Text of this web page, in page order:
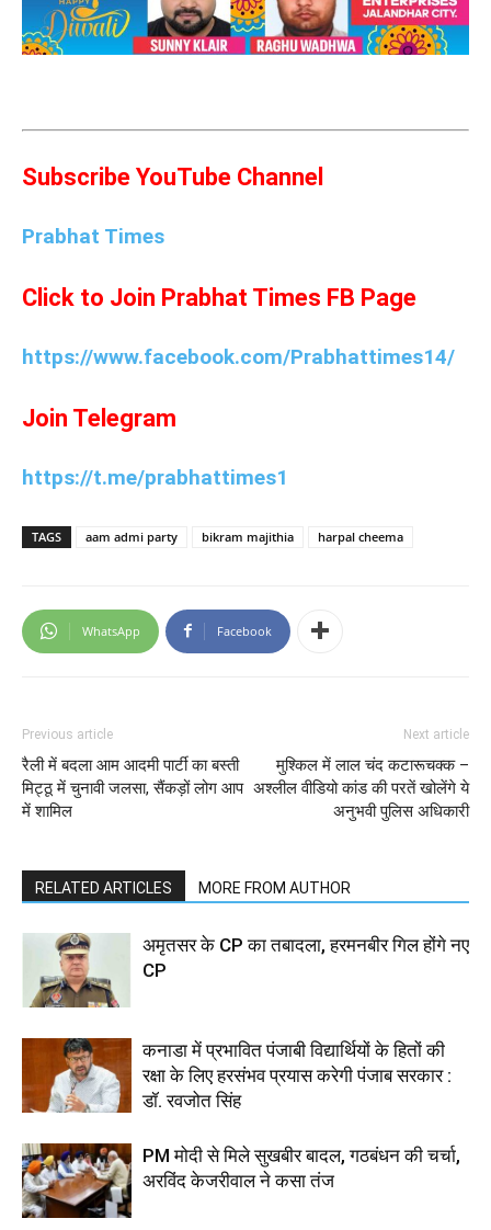
Subscribe YouTube Channel
Prabhat Times
Click to Join Prabhat Times FB Page
https://www.facebook.com/Prabhattimes14/
Join Telegram
https://t.me/prabhattimes1
TAGS aam admi party bikram majithia harpal cheema
WhatsApp Facebook
Previous article
रैली में बदला आम आदमी पार्टी का बस्ती
मिट्ठू में चुनावी जलसा, सैंकड़ों लोग आप
में शामिल
Next article
मुश्किल में लाल चंद कटारूचक्क –
अश्लील वीडियो कांड की परतें खोलेंगे ये
अनुभवी पुलिस अधिकारी
RELATED ARTICLES MORE FROM AUTHOR
अमृतसर के CP का तबादला, हरमनबीर गिल होंगे नए
CP
कनाडा में प्रभावित पंजाबी विद्यार्थियों के हितों की
रक्षा के लिए हरसंभव प्रयास करेगी पंजाब सरकार :
डॉ. रवजोत सिंह
PM मोदी से मिले सुखबीर बादल, गठबंधन की चर्चा,
अरविंद केजरीवाल ने कसा तंज